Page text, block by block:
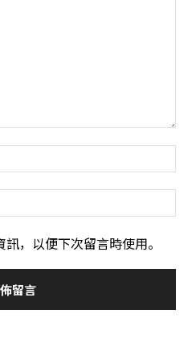
，以便下次留言時使用。